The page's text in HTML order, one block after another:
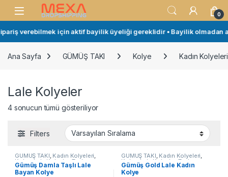
Skip to navigation
Skip to content
Open 0
verebilmek için aktif bayilik üyeliği gereklidir • Bayilik olmadan
Ana Sayfa GÜMÜŞ TAKI Kolye Kadın Kolyeleri
Lale Kolyeler
4 sonucun tümü gösteriliyor
Filters
GÜMÜŞ TAKI, Kadın Kolyeleri,
Kolye ,Lale Kolyeler Taşlı
Kolyeler
Gümüş Damla Taşlı Lale
Bayan Kolye
GÜMÜŞ TAKI, Kadın Kolyeleri,
Kolye ,Lale Kolyeler ,Taşlı
Kolyeler
Gümüş Gold Lale Kadın
Kolye